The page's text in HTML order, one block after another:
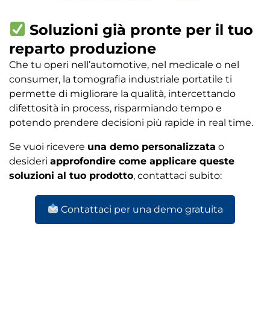
Soluzioni già pronte per il tuo
reparto produzione
Che tu operi nell’automotive, nel medicale o nel
consumer, la tomografia industriale portatile ti
permette di migliorare la qualità, intercettando
difettosità in process, risparmiando tempo e
potendo prendere decisioni più rapide in real time.
Se vuoi ricevere una demo personalizzata o
desideri approfondire come applicare queste
soluzioni al tuo prodotto, contattaci subito:
Contattaci per una demo gratuita